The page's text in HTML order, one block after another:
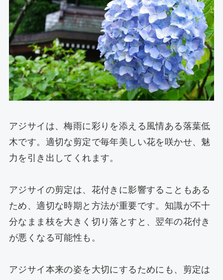
アジサイは、梅雨に彩りを添える風情ある落葉低
木です。適切な剪定で毎年美しい花を咲かせ、魅
力を引き出してくれます。
アジサイの剪定は、花付きに影響することもある
ため、適切な時期と方法が重要です。知識が不十
分なまま枝を大きく切り落とすと、翌年の花付き
が悪くなる可能性も。
アジサイ本来の姿を大切にするためにも、剪定は